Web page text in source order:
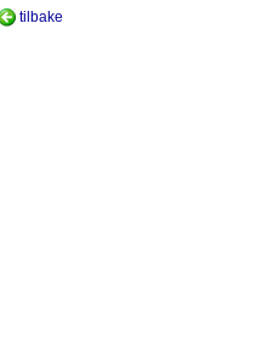
tilbake